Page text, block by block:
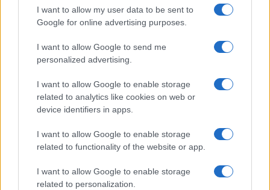
I want to allow my user data to be sent to
Google for online advertising purposes.
I want to allow Google to send me
personalized advertising.
I want to allow Google to enable storage
related to analytics like cookies on web or
device identifiers in apps.
I want to allow Google to enable storage
related to functionality of the website or app.
I want to allow Google to enable storage
related to personalization.
egy az egyben filmre vigyék. Bizonyos pontokon muszáj
belenyúlni. Élesíteni kell a drámát, és mélyíteni az érzelmi
részt” – vallotta a hetvenhetedik születésnapját ünneplő
Balázs Béla-díjas filmrendező, Gárdos Péter, akinek –
egyebek mellett – az Uramisten, a Szamárköhögés, Az
utolsó blues és A skorpió megeszi az ikreket reggelire című
alkotásokat köszönhetjük.
KULTÚRTÖRTÉNET
Rippl-Rónai megvalósult gasztronómiai